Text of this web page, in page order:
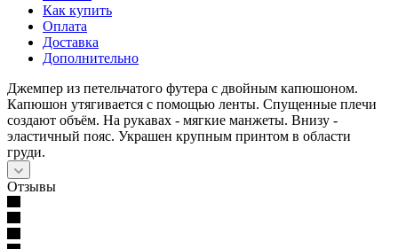
Как купить
Оплата
Доставка
Дополнительно
Джемпер из петельчатого футера с двойным капюшоном.
Капюшон утягивается с помощью ленты. Спущенные плечи
создают объём. На рукавах - мягкие манжеты. Внизу -
эластичный пояс. Украшен крупным принтом в области
груди.
Отзывы